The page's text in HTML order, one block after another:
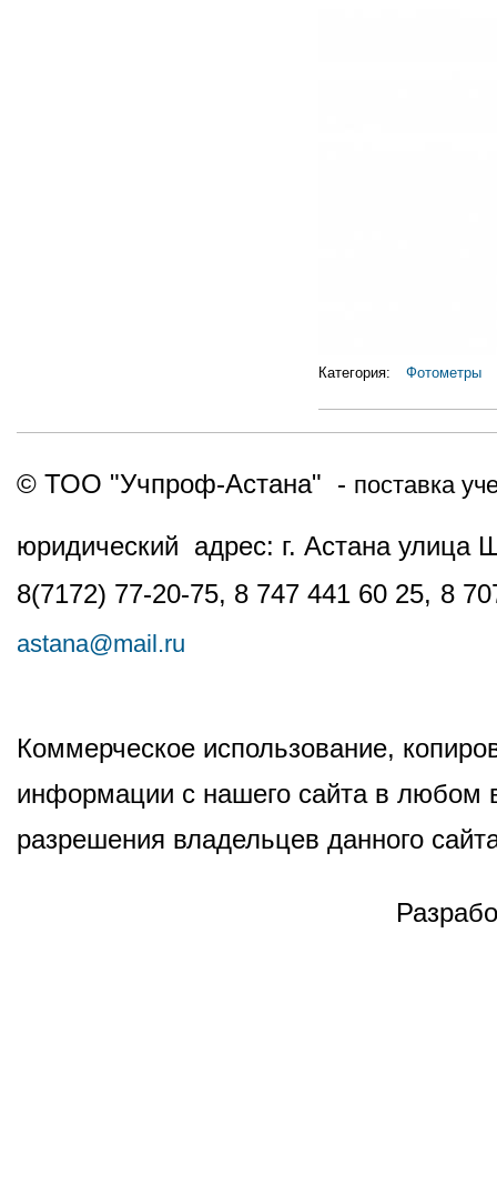
Категория: Фотометры
© ТОО "Учпроф-Астана" - поставка
юридический адрес: г. Астана
8(7172) 77-20-75, 8 747 441 60 25, 8
astana@mail.ru
Коммерческое использование,
информации с нашего сайта в любом
разрешения владельцев данного